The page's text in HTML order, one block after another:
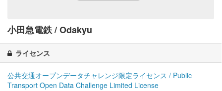
小田急電鉄 / Odakyu
ライセンス
公共交通オープンデータチャレンジ限定ライセンス / Public
Transport Open Data Challenge Limited License